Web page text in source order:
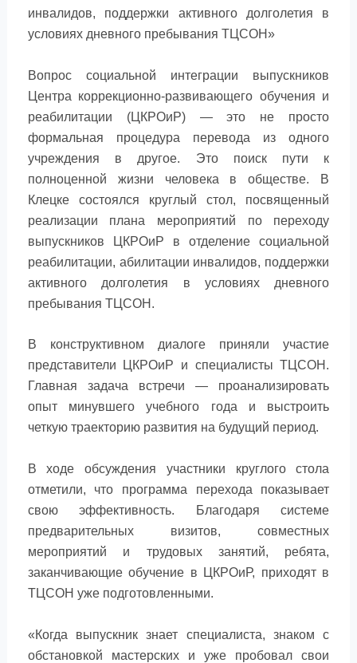
инвалидов, поддержки активного долголетия в
условиях дневного пребывания ТЦСОН»
Вопрос социальной интеграции выпускников
Центра коррекционно-развивающего обучения и
реабилитации (ЦКРОиР) — это не просто
формальная процедура перевода из одного
учреждения в другое. Это поиск пути к
полноценной жизни человека в обществе. В
Клецке состоялся круглый стол, посвященный
реализации плана мероприятий по переходу
выпускников ЦКРОиР в отделение социальной
реабилитации, абилитации инвалидов, поддержки
активного долголетия в условиях дневного
пребывания ТЦСОН.
В конструктивном диалоге приняли участие
представители ЦКРОиР и специалисты ТЦСОН.
Главная задача встречи — проанализировать
опыт минувшего учебного года и выстроить
четкую траекторию развития на будущий период.
В ходе обсуждения участники круглого стола
отметили, что программа перехода показывает
свою эффективность. Благодаря системе
предварительных визитов, совместных
мероприятий и трудовых занятий, ребята,
заканчивающие обучение в ЦКРОиР, приходят в
ТЦСОН уже подготовленными.
«Когда выпускник знает специалиста, знаком с
обстановкой мастерских и уже пробовал свои